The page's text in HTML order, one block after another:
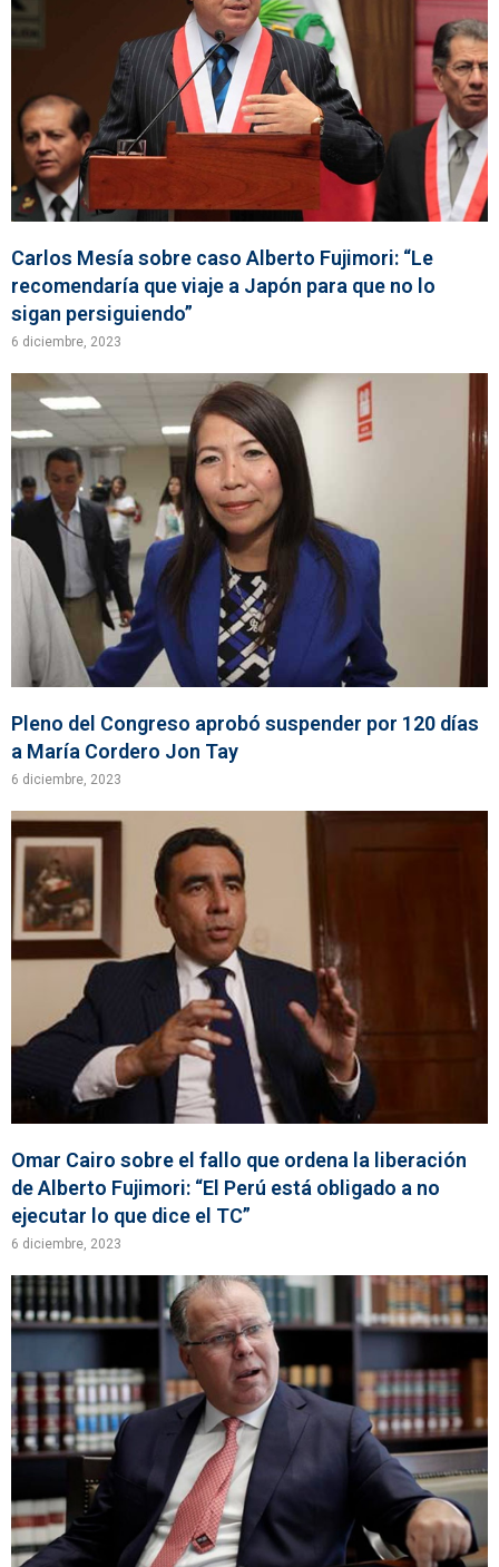
Carlos Mesía sobre caso Alberto Fujimori: “Le
recomendaría que viaje a Japón para que no lo
sigan persiguiendo”
6 diciembre, 2023
Pleno del Congreso aprobó suspender por 120 días
a María Cordero Jon Tay
6 diciembre, 2023
Omar Cairo sobre el fallo que ordena la liberación
de Alberto Fujimori: “El Perú está obligado a no
ejecutar lo que dice el TC”
6 diciembre, 2023